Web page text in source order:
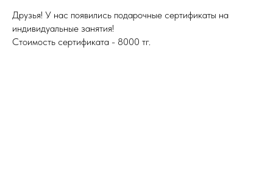
Друзья! У нас появились подарочные сертификаты на
индивидуальные занятия!
Стоимость сертификата - 8000 тг.